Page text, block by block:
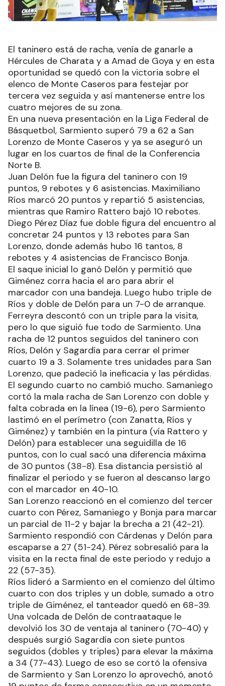
El taninero está de racha, venía de ganarle a
Hércules de Charata y a Amad de Goya y en esta
oportunidad se quedó con la victoria sobre el
elenco de Monte Caseros para festejar por
tercera vez seguida y así mantenerse entre los
cuatro mejores de su zona.
En una nueva presentación en la Liga Federal de
Básquetbol, Sarmiento superó 79 a 62 a San
Lorenzo de Monte Caseros y ya se aseguró un
lugar en los cuartos de final de la Conferencia
Norte B.
Juan Delón fue la figura del taninero con 19
puntos, 9 rebotes y 6 asistencias. Maximiliano
Ríos marcó 20 puntos y repartió 5 asistencias,
mientras que Ramiro Rattero bajó 10 rebotes.
Diego Pérez Díaz fue doble figura del encuentro al
concretar 24 puntos y 13 rebotes para San
Lorenzo, donde además hubo 16 tantos, 8
rebotes y 4 asistencias de Francisco Bonja.
El saque inicial lo ganó Delón y permitió que
Giménez corra hacia el aro para abrir el
marcador con una bandeja. Luego hubo triple de
Ríos y doble de Delón para un 7-0 de arranque.
Ferreyra descontó con un triple para la visita,
pero lo que siguió fue todo de Sarmiento. Una
racha de 12 puntos seguidos del taninero con
Ríos, Delón y Sagardía para cerrar el primer
cuarto 19 a 3. Solamente tres unidades para San
Lorenzo, que padeció la ineficacia y las pérdidas.
El segundo cuarto no cambió mucho. Samaniego
cortó la mala racha de San Lorenzo con doble y
falta cobrada en la línea (19-6), pero Sarmiento
lastimó en el perímetro (con Zanatta, Ríos y
Giménez) y también en la pintura (vía Rattero y
Delón) para establecer una seguidilla de 16
puntos, con lo cual sacó una diferencia máxima
de 30 puntos (38-8). Esa distancia persistió al
finalizar el periodo y se fueron al descanso largo
con el marcador en 40-10.
San Lorenzo reaccionó en el comienzo del tercer
cuarto con Pérez, Samaniego y Bonja para marcar
un parcial de 11-2 y bajar la brecha a 21 (42-21).
Sarmiento respondió con Cárdenas y Delón para
escaparse a 27 (51-24). Pérez sobresalió para la
visita en la recta final de este periodo y redujo a
22 (57-35).
Ríos lideró a Sarmiento en el comienzo del último
cuarto con dos triples y un doble, sumado a otro
triple de Giménez, el tanteador quedó en 68-39.
Una volcada de Delón de contraataque le
devolvió los 30 de ventaja al taninero (70-40) y
después surgió Sagardía con siete puntos
seguidos (dobles y triples) para elevar la máxima
a 34 (77-43). Luego de eso se cortó la ofensiva
de Sarmiento y San Lorenzo lo aprovechó, anotó